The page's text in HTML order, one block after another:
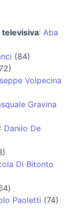
: Aba
(84)
Volpecina
Gravina
: Danilo De
Di Bitonto
Paoletti (74)